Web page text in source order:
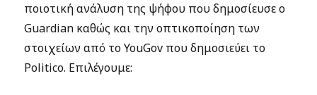
ποιοτική ανάλυση της ψήφου που δημοσίευσε ο
Guardian καθώς και την οπτικοποίηση των
στοιχείων από το YouGov που δημοσιεύει το
Politico. Επιλέγουμε: